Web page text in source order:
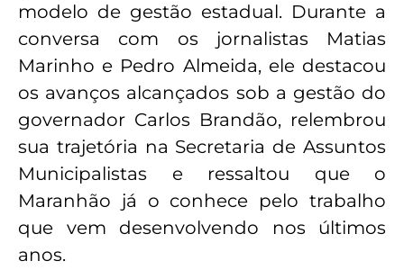
modelo de gestão estadual. Durante a
conversa com os jornalistas Matias
Marinho e Pedro Almeida, ele destacou
os avanços alcançados sob a gestão do
governador Carlos Brandão, relembrou
sua trajetória na Secretaria de Assuntos
Municipalistas e ressaltou que o
Maranhão já o conhece pelo trabalho
que vem desenvolvendo nos últimos
anos.